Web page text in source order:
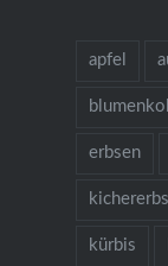
apfel
erbsen
kürbis